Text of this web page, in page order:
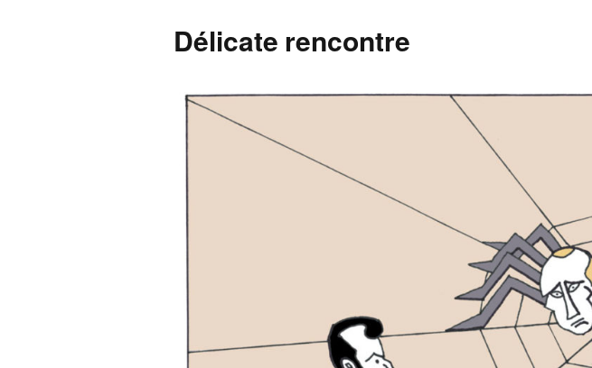
Délicate rencontre